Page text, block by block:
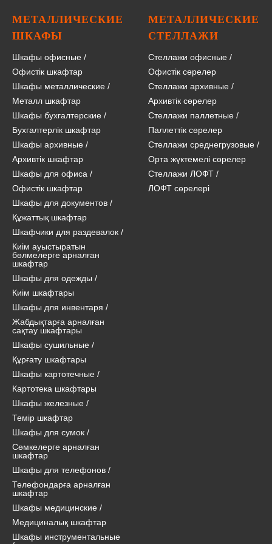
МЕТАЛЛИЧЕСКИЕ
ШКАФЫ
Шкафы офисные /
Офистік шкафтар
Шкафы металлические /
Металл шкафтар
Шкафы бухгалтерские /
Бухгалтерлік шкафтар
Шкафы архивные /
Архивтік шкафтар
Шкафы для офиса /
Офистік шкафтар
Шкафы для документов /
Құжаттық шкафтар
Шкафчики для раздевалок /
Киім ауыстыратын
бөлмелерге арналған
шкафтар
Шкафы для одежды /
Киім шкафтары
Шкафы для инвентаря /
Жабдықтарға арналған
сақтау шкафтары
Шкафы сушильные /
Құрғату шкафтары
Шкафы картотечные /
Картотека шкафтары
Шкафы железные /
Темір шкафтар
Шкафы для сумок /
Сөмкелерге арналған
шкафтар
Шкафы для телефонов /
Телефондарға арналған
шкафтар
Шкафы медицинские /
Медициналық шкафтар
Шкафы инструментальные
МЕТАЛЛИЧЕСКИЕ
СТЕЛЛАЖИ
Стеллажи офисные /
Офистік сөрелер
Стеллажи архивные /
Архивтік сөрелер
Стеллажи паллетные /
Паллеттік сөрелер
Стеллажи среднегрузовые /
Орта жүктемелі сөрелер
Стеллажи ЛОФТ /
ЛОФТ сөрелері